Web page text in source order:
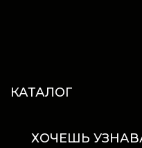
КАТАЛОГ
ХОЧЕШЬ